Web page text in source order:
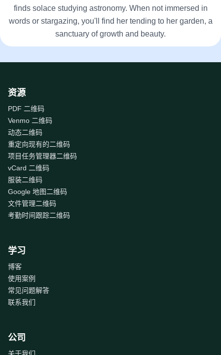
finds solace studying astronomy. When not immersed in
words or stargazing, you'll find her tending to her garden, a
sanctuary of growth and beauty.
资源
PDF 二维码
Venmo 二维码
动态二维码
重定向现有的二维码
项目任务管理器二维码
vCard 二维码
服装二维码
Google 地图二维码
文件管理二维码
考勤时间跟踪二维码
学习
博客
使用案例
常见问题解答
联系我们
公司